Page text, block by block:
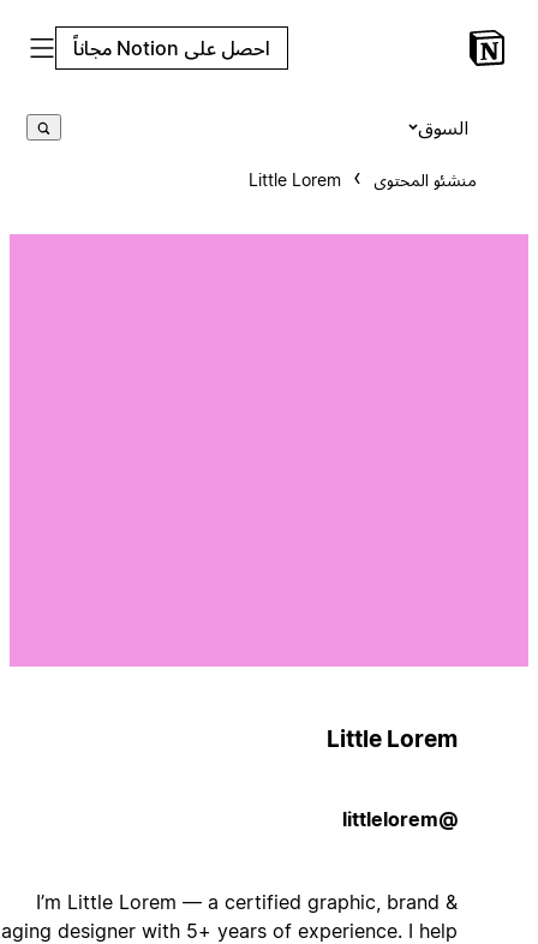
احصل على Notion مجاناً
منشئو المحتوى Little Lorem
Little Lorem
I’m Little Lorem — a certified graphic, brand &
packaging designer with 5+ years of experience. I help